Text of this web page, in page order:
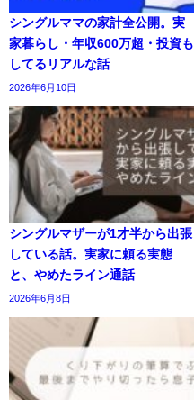
シングルママの家計全公開。実
家暮らし・年収600万超・投資も
してるリアルな話
2026年6月10日
シングルマザーが1才半から出張
している話。実家に頼る実態
と、やめたライン通話
2026年6月8日